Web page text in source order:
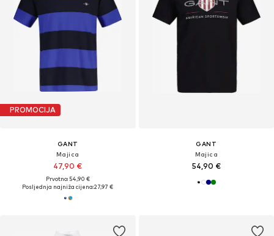
PROMOCIJA
GANT
Majica
47,90 €
Prvotno: 54,90 €
Posljednja najniža cijena:27,97 €
GANT
Majica
54,90 €